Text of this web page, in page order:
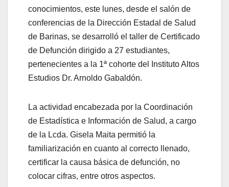
conocimientos, este lunes, desde el salón de
conferencias de la Dirección Estadal de Salud
de Barinas, se desarrolló el taller de Certificado
de Defunción dirigido a 27 estudiantes,
pertenecientes a la 1ª cohorte del Instituto Altos
Estudios Dr. Arnoldo Gabaldón.
La actividad encabezada por la Coordinación
de Estadística e Información de Salud, a cargo
de la Lcda. Gisela Maita permitió la
familiarización en cuanto al correcto llenado,
certificar la causa básica de defunción, no
colocar cifras, entre otros aspectos.